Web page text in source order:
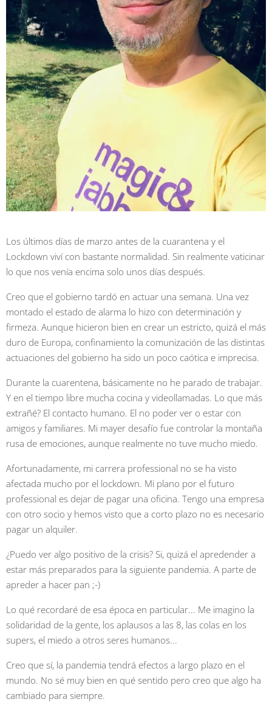
Los últimos días de marzo antes de la cuarantena y el
Lockdown viví con bastante normalidad. Sin realmente vaticinar
lo que nos venía encima solo unos días después.
Creo que el gobierno tardó en actuar una semana. Una vez
montado el estado de alarma lo hizo con determinación y
firmeza. Aunque hicieron bien en crear un estricto, quizá el más
duro de Europa, confinamiento la comunización de las distintas
actuaciones del gobierno ha sido un poco caótica e imprecisa.
Durante la cuarentena, básicamente no he parado de trabajar.
Y en el tiempo libre mucha cocina y videollamadas. Lo que más
extrañé? El contacto humano. El no poder ver o estar con
amigos y familiares. Mi mayer desafío fue controlar la montaña
rusa de emociones, aunque realmente no tuve mucho miedo.
Afortunadamente, mi carrera professional no se ha visto
afectada mucho por el lockdown. Mi plano por el futuro
professional es dejar de pagar una oficina. Tengo una empresa
con otro socio y hemos visto que a corto plazo no es necesario
pagar un alquiler.
¿Puedo ver algo positivo de la crisis? Si, quizá el apredender a
estar más preparados para la siguiente pandemia. A parte de
apreder a hacer pan ;-)
Lo qué recordaré de esa época en particular... Me imagino la
solidaridad de la gente, los aplausos a las 8, las colas en los
supers, el miedo a otros seres humanos...
Creo que sí, la pandemia tendrá efectos a largo plazo en el
mundo. No sé muy bien en qué sentido pero creo que algo ha
cambiado para siempre.